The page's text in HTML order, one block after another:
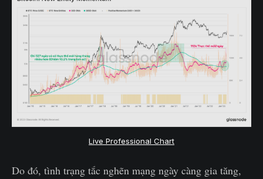
Live Professional Chart
Do đó, tình trạng tắc nghẽn mạng ngày càng gia tăng,